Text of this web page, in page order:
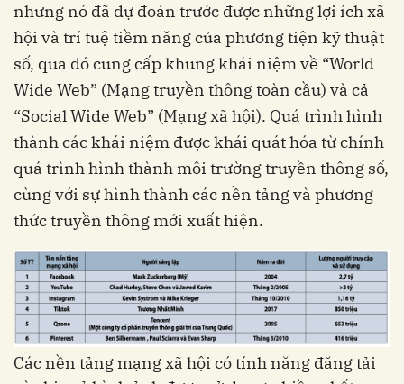
nhưng nó đã dự đoán trước được những lợi ích xã
hội và trí tuệ tiềm năng của phương tiện kỹ thuật
số, qua đó cung cấp khung khái niệm về “World
Wide Web” (Mạng truyền thông toàn cầu) và cả
“Social Wide Web” (Mạng xã hội). Quá trình hình
thành các khái niệm được khái quát hóa từ chính
quá trình hình thành môi trường truyền thông số,
cùng với sự hình thành các nền tảng và phương
thức truyền thông mới xuất hiện.
Các nền tảng mạng xã hội có tính năng đăng tải